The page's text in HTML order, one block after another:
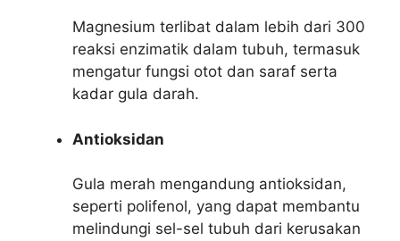
Magnesium terlibat dalam lebih dari 300
reaksi enzimatik dalam tubuh, termasuk
mengatur fungsi otot dan saraf serta
kadar gula darah.
Antioksidan
Gula merah mengandung antioksidan,
seperti polifenol, yang dapat membantu
melindungi sel-sel tubuh dari kerusakan